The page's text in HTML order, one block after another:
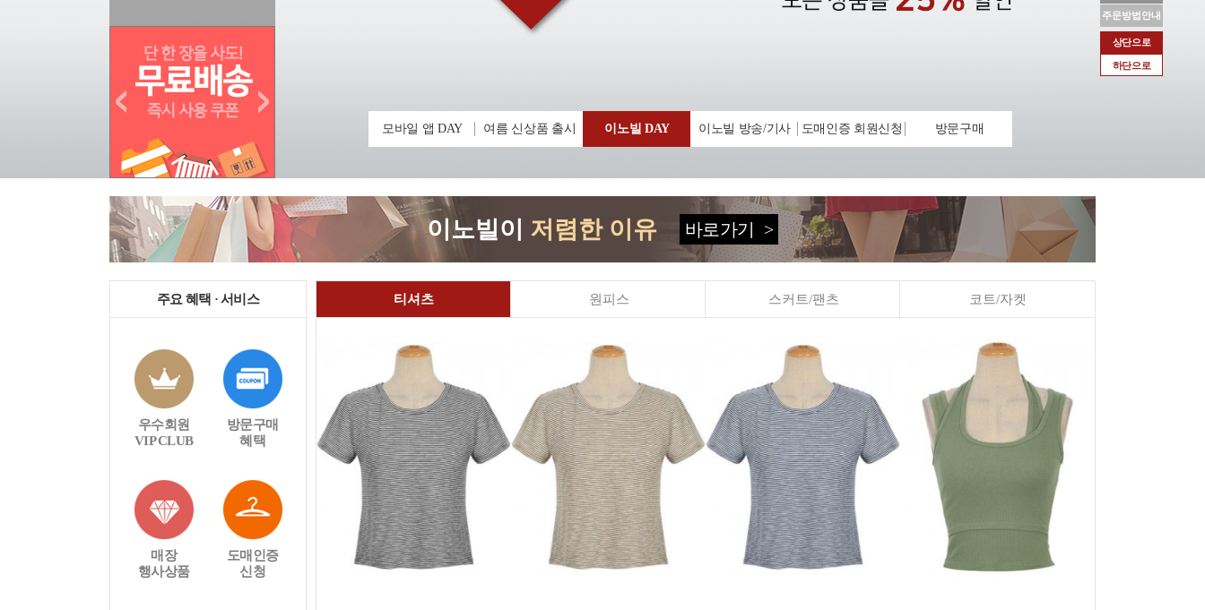
주문방법안내
상단으로
하단으로
모바일 앱 DAY 여름 신상품 출시 이노빌 DAY 이노빌 방송/기사 도매인증 회원신청 방문구매
이노빌이 저렴한 이유 바로가기 >
주요 혜택 · 서비스
우수회원
VIP CLUB
방문구매
혜택
매장
행사상품
도매인증
신청
티셔츠 원피스 스커트/팬츠 코트/자켓